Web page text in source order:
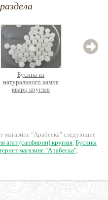
Бусина из
натурального камня
кварц круглая
магазине "Арабеска" следующие
агат (сапфирин) круглая, Бусины
магазине "Арабеска",